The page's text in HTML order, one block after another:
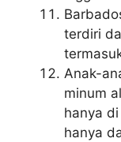
terdiri
Anak-
minum
hanya
hanya